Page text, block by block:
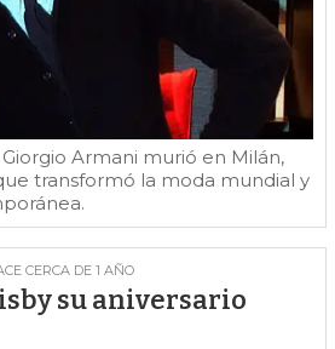
Armani murió en Milán,
transformó la moda mundial y
CERCA DE 1 AÑO
su aniversario